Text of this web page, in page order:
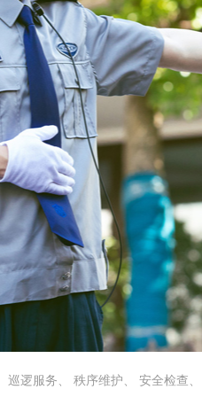
巡逻服务、 秩序维护、 安全检查、